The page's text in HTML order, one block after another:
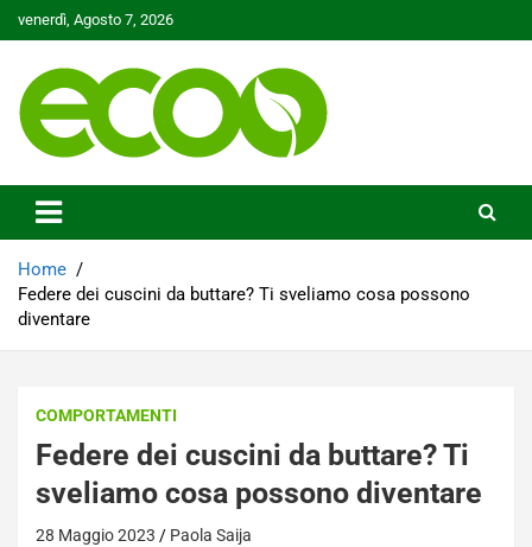
to
venerdì, Agosto 7, 2026
Ecoo.it
Home
Federe dei cuscini da buttare? Ti sveliamo cosa possono
diventare
COMPORTAMENTI
Federe dei cuscini da buttare? Ti
sveliamo cosa possono diventare
28 Maggio 2023 Paola Saija